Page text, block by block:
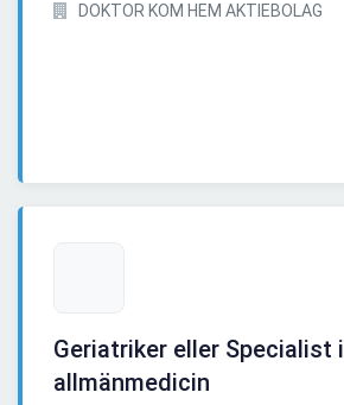
DOKTOR KOM HEM AKTIEBOLAG
Geriatriker eller Specialist i
allmänmedicin